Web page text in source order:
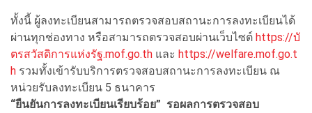
ทั้งนี้ ผู้ลงทะเบียนสามารถตรวจสอบสถานะการลงทะเบียนได้
ผ่านทุกช่องทาง หรือสามารถตรวจสอบผ่านเว็บไซต์ https://บั
ตรสวัสดิการแห่งรัฐ.mof.go.th และ https://welfare.mof.go.t
h รวมทั้งเข้ารับบริการตรวจสอบสถานะการลงทะเบียน ณ
หน่วยรับลงทะเบียน 5 ธนาคาร
“ยืนยันการลงทะเบียนเรียบร้อย” รอผลการตรวจสอบ